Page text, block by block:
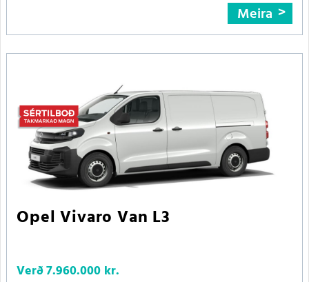
Meira
Opel Vivaro Van L3
Verð7.960.000 kr.